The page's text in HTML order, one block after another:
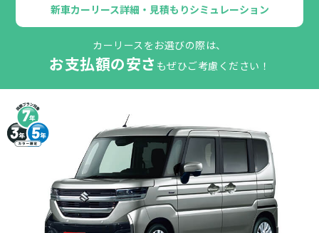
新車カーリース詳細・見積もりシミュレーション
カーリースをお選びの際は、
お支払額の安さ もぜひご考慮ください！